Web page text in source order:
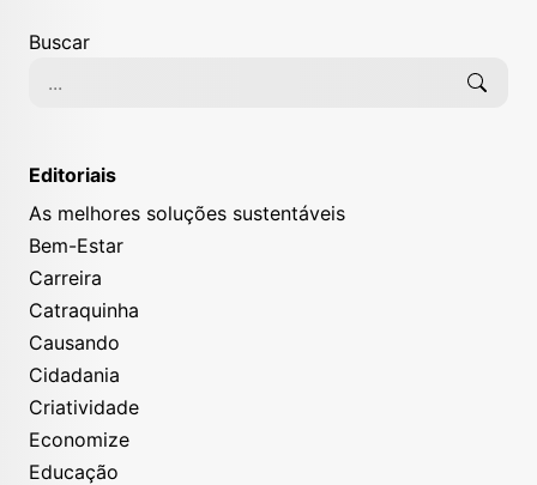
Buscar
Editoriais
As melhores soluções sustentáveis
Bem-Estar
Carreira
Catraquinha
Causando
Cidadania
Criatividade
Economize
Educação